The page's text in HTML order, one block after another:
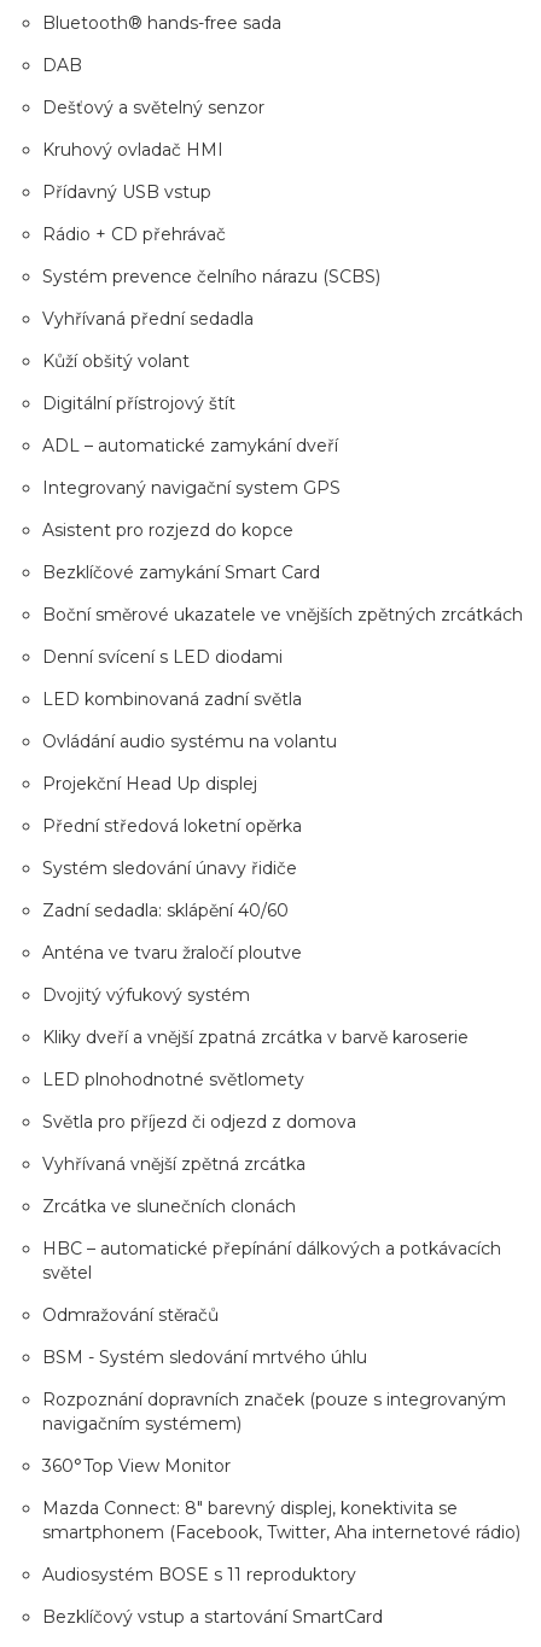
Bluetooth® hands-free sada
DAB
Dešťový a světelný senzor
Kruhový ovladač HMI
Přídavný USB vstup
Rádio + CD přehrávač
Systém prevence čelního nárazu (SCBS)
Vyhřívaná přední sedadla
Kůží obšitý volant
Digitální přístrojový štít
ADL – automatické zamykání dveří
Integrovaný navigační system GPS
Asistent pro rozjezd do kopce
Bezklíčové zamykání Smart Card
Boční směrové ukazatele ve vnějších zpětných zrcátkách
Denní svícení s LED diodami
LED kombinovaná zadní světla
Ovládání audio systému na volantu
Projekční Head Up displej
Přední středová loketní opěrka
Systém sledování únavy řidiče
Zadní sedadla: sklápění 40/60
Anténa ve tvaru žraločí ploutve
Dvojitý výfukový systém
Kliky dveří a vnější zpatná zrcátka v barvě karoserie
LED plnohodnotné světlomety
Světla pro příjezd či odjezd z domova
Vyhřívaná vnější zpětná zrcátka
Zrcátka ve slunečních clonách
HBC – automatické přepínání dálkových a potkávacích
světel
Odmražování stěračů
BSM - Systém sledování mrtvého úhlu
Rozpoznání dopravních značek (pouze s integrovaným
navigačním systémem)
360°Top View Monitor
Mazda Connect: 8" barevný displej, konektivita se
smartphonem (Facebook, Twitter, Aha internetové rádio)
Audiosystém BOSE s 11 reproduktory
Bezklíčový vstup a startování SmartCard